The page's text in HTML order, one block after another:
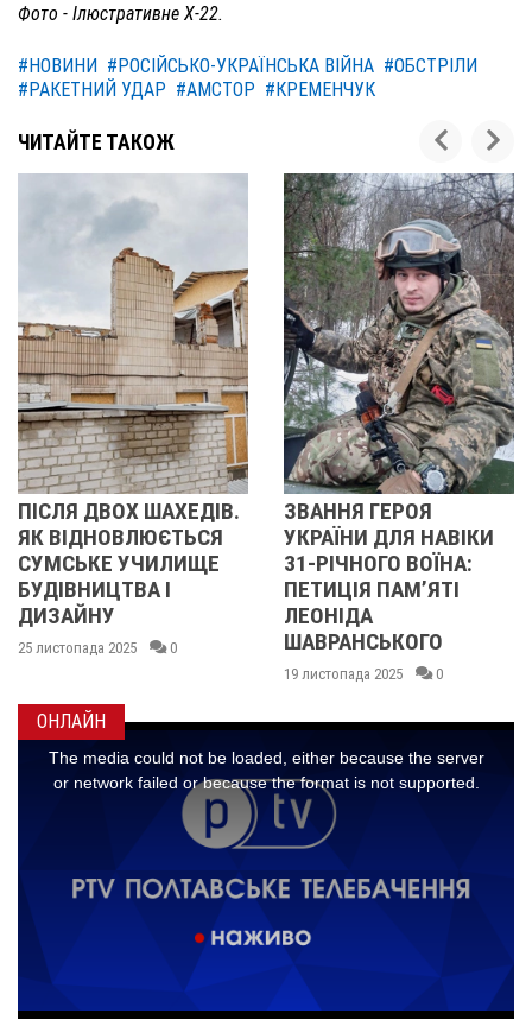
Фото - Ілюстративне Х-22.
#НОВИНИ #РОСІЙСЬКО-УКРАЇНСЬКА ВІЙНА #ОБСТРІЛИ
#РАКЕТНИЙ УДАР #АМСТОР #КРЕМЕНЧУК
ЧИТАЙТЕ ТАКОЖ
ЗВАННЯ ГЕРОЯ
УКРАЇНИ ДЛЯ НАВІКИ
31-РІЧНОГО ВОЇНА:
ПЕТИЦІЯ ПАМʼЯТІ
ЛЕОНІДА
ШАВРАНСЬКОГО
РОСІЙСЬКИ ДРОН
“ГЕРБЕРА”
ВПАВ У ПОЛТАВІ
19 листопада 2025
ОНЛАЙН